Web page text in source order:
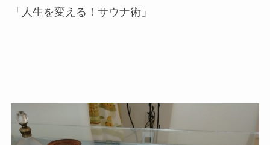
「人生を変える！サウナ術」